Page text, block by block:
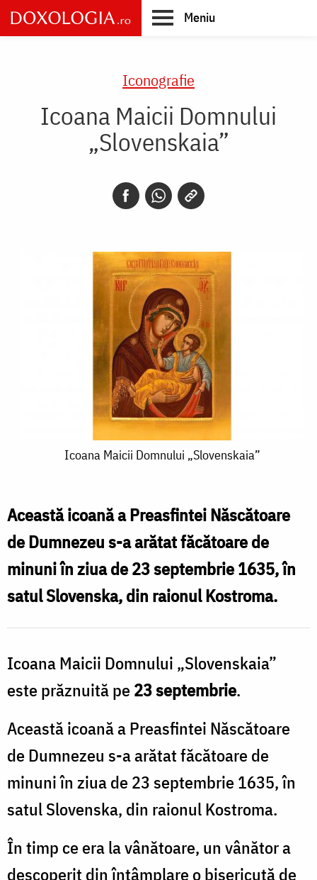
Skip
to
main
Meniu
Iconografie
Icoana Maicii Domnului
„Slovenskaia”
Icoana
„Slovenskaia”
Icoana Maicii Domnului „Slovenskaia”
Această icoană a Preasfintei Născătoare
de Dumnezeu s-a arătat făcătoare de
minuni în ziua de 23 septembrie 1635, în
satul Slovenska, din raionul Kostroma.
Icoana Maicii Domnului „Slovenskaia”
este prăznuită pe23 septembrie.
Această icoană a Preasfintei Născătoare
de Dumnezeu s-a arătat făcătoare de
minuni în ziua de 23 septembrie 1635, în
satul Slovenska, din raionul Kostroma.
În timp ce era la vânătoare, un vânător a
descoperit din întâmplare o bisericuță de